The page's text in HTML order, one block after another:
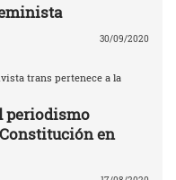
30/09/2020
trans pertenece a la
periodismo
en